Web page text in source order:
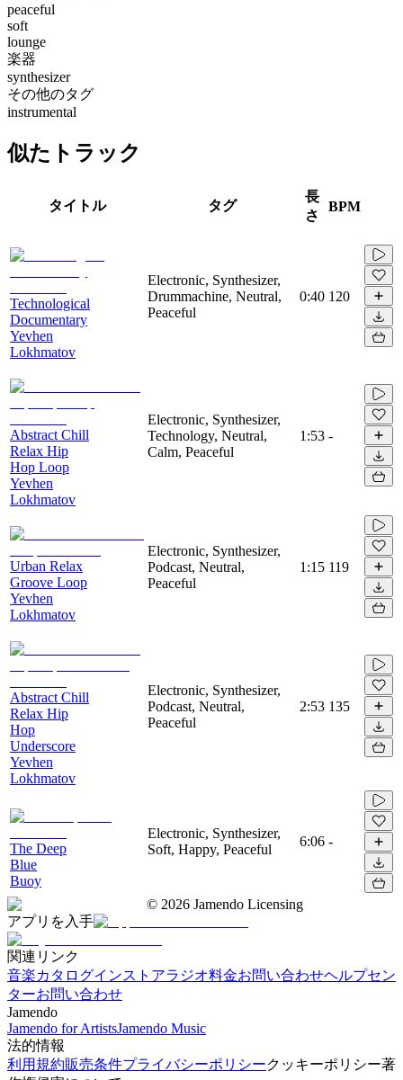
peaceful
soft
lounge
楽器
synthesizer
その他のタグ
instrumental
似たトラック
タイトル タグ
長
さ
BPM
Technological
Documentary
Yevhen
Lokhmatov
Electronic, Synthesizer,
Drummachine, Neutral,
Peaceful
0:40 120
Abstract Chill
Relax Hip
Hop Loop
Yevhen
Lokhmatov
Electronic, Synthesizer,
Technology, Neutral,
Calm, Peaceful
1:53 -
Urban Relax
Groove Loop
Yevhen
Lokhmatov
Electronic, Synthesizer,
Podcast, Neutral,
Peaceful
1:15 119
Abstract Chill
Relax Hip
Hop
Underscore
Yevhen
Lokhmatov
Electronic, Synthesizer,
Podcast, Neutral,
Peaceful
2:53 135
The Deep
Blue
Buoy
Electronic, Synthesizer,
Soft, Happy, Peaceful
6:06 -
© 2026 Jamendo Licensing
アプリを入手
関連リンク
音楽カタログインストアラジオ料金お問い合わせヘルプセン
ターお問い合わせ
Jamendo
Jamendo for ArtistsJamendo Music
法的情報
利用規約販売条件プライバシーポリシークッキーポリシー著